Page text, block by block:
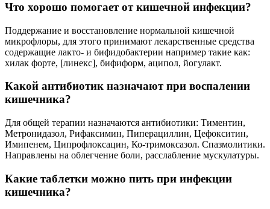
Что хорошо помогает от кишечной инфекции?
Поддержание и восстановление нормальной кишечной
микрофлоры, для этого принимают лекарственные средства
содержащие лакто- и бифидобактерии например такие как:
хилак форте, [линекс], бифиформ, аципол, йогулакт.
Какой антибиотик назначают при воспалении
кишечника?
Для общей терапии назначаются антибиотики: Тиментин,
Метронидазол, Рифаксимин, Пиперациллин, Цефокситин,
Имипенем, Ципрофлоксацин, Ко-тримоксазол. Спазмолитики.
Направлены на облегчение боли, расслабление мускулатуры.
Какие таблетки можно пить при инфекции
кишечника?